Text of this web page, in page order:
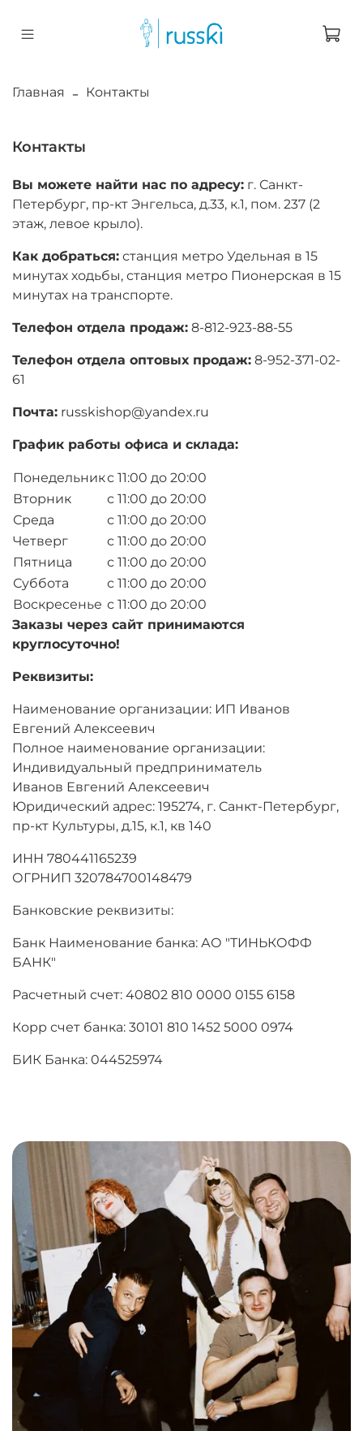
Главная Контакты
Контакты
Вы можете найти нас по адресу: г. Санкт-
Петербург, пр-кт Энгельса, д.33, к.1, пом. 237 (2
этаж, левое крыло).
Как добраться: станция метро Удельная в 15
минутах ходьбы, станция метро Пионерская в 15
минутах на транспорте.
Телефон отдела продаж: 8-812-923-88-55
Телефон отдела оптовых продаж: 8-952-371-02-
61
Почта: russkishop@yandex.ru
График работы офиса и склада:
Понедельникс 11:00 до 20:00
Вторник
с 11:00 до 20:00
Среда
с 11:00 до 20:00
Четверг
с 11:00 до 20:00
Пятница
с 11:00 до 20:00
Суббота
с 11:00 до 20:00
Воскресенье с 11:00 до 20:00
Заказы через сайт принимаются
круглосуточно!
Реквизиты:
Наименование организации: ИП Иванов
Евгений Алексеевич
Полное наименование организации:
Индивидуальный предприниматель
Иванов Евгений Алексеевич
Юридический адрес: 195274, г. Санкт-Петербург,
пр-кт Культуры, д.15, к.1, кв 140
ИНН 780441165239
ОГРНИП 320784700148479
Банковские реквизиты:
Банк Наименование банка: АО "ТИНЬКОФФ
БАНК"
Расчетный счет: 40802 810 0000 0155 6158
Корр счет банка: 30101 810 1452 5000 0974
БИК Банка: 044525974